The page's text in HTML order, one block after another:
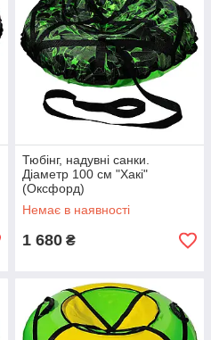
Тюбінг, надувні санки.
Діаметр 100 см "Хакі"
(Оксфорд)
Немає в наявності
1 680 ₴